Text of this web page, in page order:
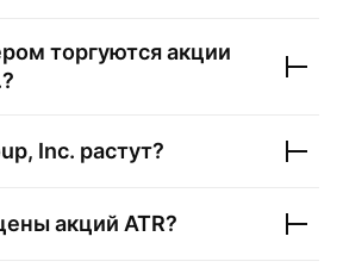
торгуются акции
?
Inc. растут?
акций ATR?